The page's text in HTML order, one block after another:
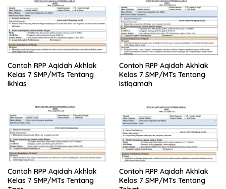
Contoh RPP Aqidah Akhlak
Kelas 7 SMP/MTs Tentang
Ikhlas
Contoh RPP Aqidah Akhlak
Kelas 7 SMP/MTs Tentang
Istiqamah
Contoh RPP Aqidah Akhlak
Kelas 7 SMP/MTs Tentang
Contoh RPP Aqidah Akhlak
Kelas 7 SMP/MTs Tentang